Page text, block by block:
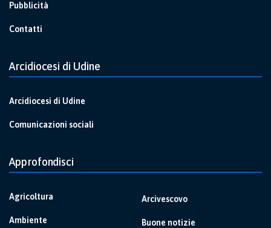
Pubblicità
Contatti
Arcidiocesi di Udine
Arcidiocesi di Udine
Comunicazioni sociali
Approfondisci
Agricoltura
Ambiente
Arcivescovo
Buone notizie